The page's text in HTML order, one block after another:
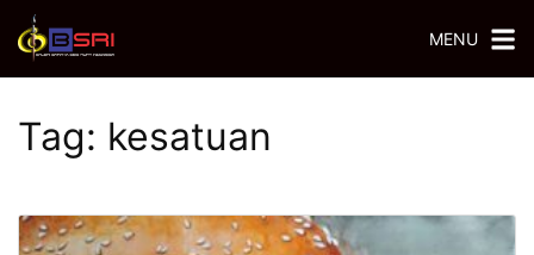
MENU
Tag: kesatuan